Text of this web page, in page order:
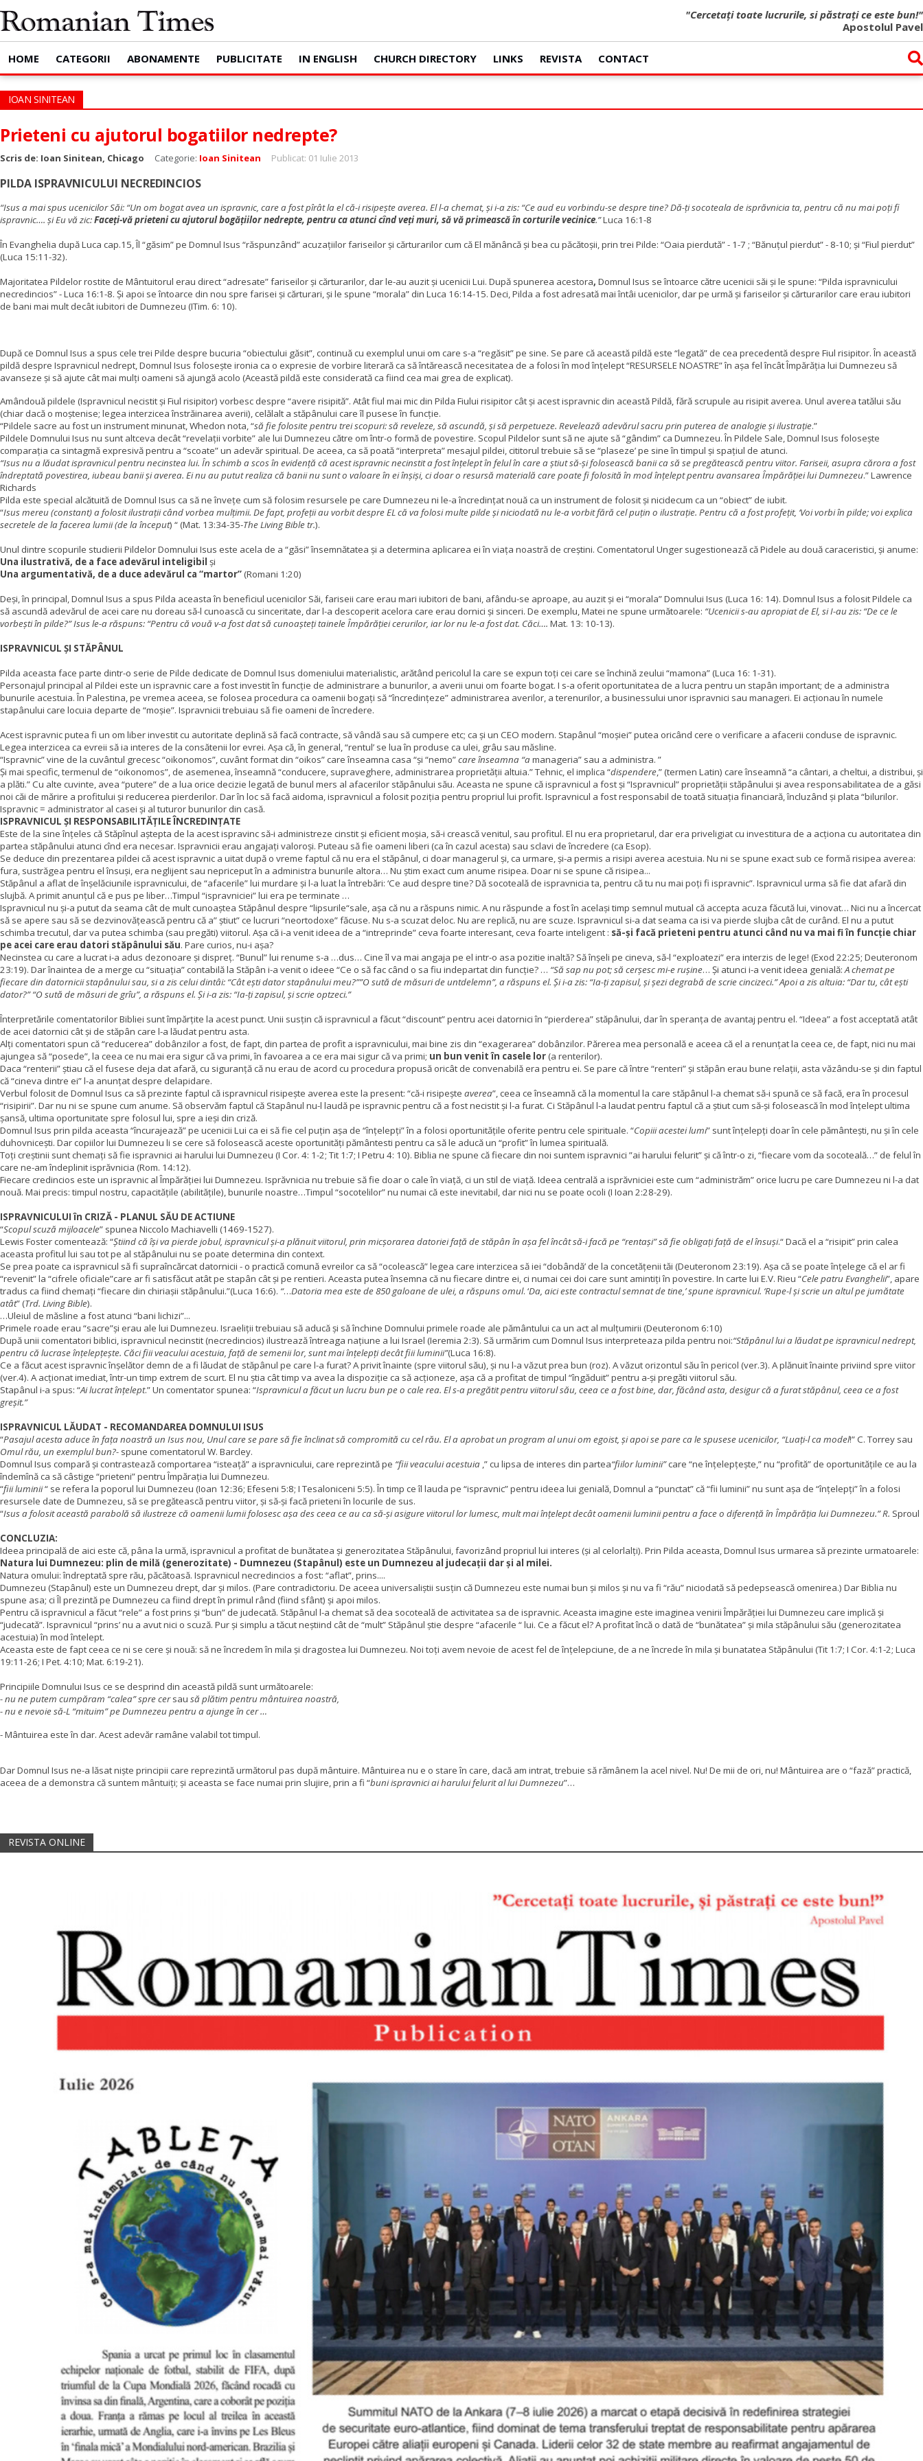
"Cercetați toate lucrurile, si păstrați ce este bun!"
Apostolul Pavel
HOME CATEGORII ABONAMENTE PUBLICITATE IN ENGLISH CHURCH DIRECTORY LINKS REVISTA CONTACT
IOAN SINITEAN
Prieteni cu ajutorul bogatiilor nedrepte?
Scris de: Ioan Sinitean, Chicago Categorie: Ioan Sinitean Publicat: 01 Iulie 2013
PILDA ISPRAVNICULUI NECREDINCIOS
“Isus a mai spus ucenicilor Săi: “Un om bogat avea un ispravnic, care a fost pîrât la el că-i risipeşte averea. El l-a chemat, şi i-a zis: “Ce aud eu vorbindu-se despre tine? Dă-ţi socoteala de isprăvnicia ta, pentru că nu mai poţi fi
ispravnic…. şi Eu vă zic:Faceţi-vă prieteni cu ajutorul bogăţiilor nedrepte, pentru ca atunci cînd veţi muri, să vă primească în corturile vecinice.”Luca 16:1-8
În Evanghelia după Luca cap.15, Îl “găsim” pe Domnul Isus “răspunzând” acuzațiilor fariseilor și cărturarilor cum că El mănâncă și bea cu păcătoșii, prin trei Pilde: “Oaia pierdută” - 1-7 ; “Bănuțul pierdut” - 8-10; și “Fiul pierdut”
(Luca 15:11-32).
Majoritatea Pildelor rostite de Mântuitorul erau direct “adresate” fariseilor și cărturarilor, dar le-au auzit și ucenicii Lui. După spunerea acestora, Domnul Isus se întoarce către ucenicii săi și le spune: “Pilda ispravnicului
necredincios” - Luca 16:1-8. Și apoi se întoarce din nou spre farisei și cărturari, și le spune “morala” din Luca 16:14-15. Deci, Pilda a fost adresată mai întâi ucenicilor, dar pe urmă și fariseilor și cărturarilor care erau iubitori
de bani mai mult decât iubitori de Dumnezeu (ITim. 6: 10).
După ce Domnul Isus a spus cele trei Pilde despre bucuria “obiectului găsit”, continuă cu exemplul unui om care s-a “regăsit” pe sine. Se pare că această pildă este “legată” de cea precedentă despre Fiul risipitor. În această
pildă despre Ispravnicul nedrept, Domnul Isus folosește ironia ca o expresie de vorbire literară ca să întărească necesitatea de a folosi în mod înțelept “RESURSELE NOASTRE” în așa fel încât Împărăția lui Dumnezeu să
avanseze și să ajute cât mai mulți oameni să ajungă acolo (Această pildă este considerată ca fiind cea mai grea de explicat).
Amândouăpildele (Ispravnicul necistit și Fiul risipitor) vorbesc despre “avere risipită”. Atât fiul mai mic din Pilda Fiului risipitor cât și acest ispravnic din această Pildă, fără scrupule au risipit averea. Unul averea tatălui său
(chiar dacă o moștenise; legea interzicea înstrăinarea averii), celălalt a stăpânului care îl pusese în funcție.
“Pildele sacre au fost un instrument minunat, Whedon nota, “să fie folosite pentru trei scopuri: să reveleze, să ascundă, și să perpetueze. Revelează adevărul sacru prin puterea de analogie și ilustrație.”
Pildele Domnului Isus nu sunt altceva decât “revelații vorbite” ale lui Dumnezeu către om într-o formă de povestire. Scopul Pildelor sunt să ne ajute să “gândim” ca Dumnezeu. În Pildele Sale, Domnul Isus folosește
comparația ca sintagmă expresivă pentru a “scoate” un adevăr spiritual. De aceea, ca să poată “interpreta” mesajul pildei, cititorul trebuie să se “plaseze’ pe sine în timpul și spațiul de atunci.
“Isus nu a lăudat ispravnicul pentru necinstea lui. În schimb a scos în evidență că acest ispravnic necinstit a fost înțelept în felul în care a știut să-și folosească banii ca să se pregăteascăpentru viitor. Fariseii, asupra cărora a fost
îndreptată povestirea, iubeau banii și averea. Ei nu au putut realiza că banii nu sunt o valoare în ei înșiși, ci doar o resursă materială care poate fi folosită în mod înțelept pentru avansarea Împărăției lui Dumnezeu.” Lawrence
Richards
Pilda este special alcătuită de Domnul Isus ca să ne învețe cum să folosim resursele pe care Dumnezeu ni le-a încredințat nouă ca un instrument de folosit și nicidecum ca un “obiect” de iubit.
“Isus mereu (constant) a folosit ilustrații când vorbea mulțimii. De fapt, profeții au vorbit despre EL că va folosi multe pilde și niciodată nu le-a vorbit fără cel puțin o ilustrație. Pentru că a fost profețit, ‘Voi vorbi în pilde; voi explica
secretele de la facerea lumii (de la început) “ (Mat. 13:34-35-The Living Bible tr.).
Unul dintre scopurile studierii Pildelor Domnului Isus este acela de a “găsi” însemnătatea și a determina aplicarea ei în viața noastră de creștini. Comentatorul Unger sugestionează că Pidele au două caraceristici, și anume:
Una ilustrativă, de a face adevărul inteligibil și
Una argumentativă, de a duce adevărul ca “martor”(Romani 1:20)
Deși, în principal, Domnul Isus a spus Pilda aceasta în beneficiul ucenicilor Săi, fariseii care erau mari iubitori de bani, afându-se aproape, au auzit și ei “morala” Domnului Isus (Luca 16: 14). Domnul Isus a folosit Pildele ca
să ascundă adevărul de acei care nu doreau să-l cunoască cu sinceritate, dar l-a descoperit acelora care erau dornici și sinceri. De exemplu, Matei ne spune următoarele: “Ucenicii s-au apropiat de El, si I-au zis: “De ce le
vorbești în pilde?” Isus le-a răspuns: “Pentru că vouă v-a fost dat să cunoașteți tainele Împărăției cerurilor, iar lor nu le-a fost dat. Căci…. Mat. 13: 10-13).
ISPRAVNICUL ȘI STĂPÂNUL
Pilda aceasta face parte dintr-o serie de Pilde dedicate de Domnul Isus domeniului materialistic, arătând pericolul la care se expun toți cei care se închină zeului “mamona” (Luca 16: 1-31).
Personajul principal al Pildei este un ispravnic care a fost investit în funcție de administrare a bunurilor, a averii unui om foarte bogat. I s-a oferit oportunitatea de a lucra pentru un stapân important; de a administra
bunurile acestuia. În Palestina, pe vremea aceea, se folosea procedura ca oamenii bogați să “încredințeze” administrarea averilor, a terenurilor, a businessului unor ispravnici sau manageri. Ei acționau în numele
stapânului care locuia departe de “moșie”. Ispravnicii trebuiau să fie oameni de încredere.
Acest ispravnic putea fi un om liber investit cu autoritate deplină să facă contracte, să vândă sau să cumpere etc; ca și un CEO modern. Stapânul “moșiei” putea oricând cere o verificare a afacerii conduse de ispravnic.
Legea interzicea ca evreii să ia interes de la consătenii lor evrei. Așa că, în general, “rentul’ se lua în produse ca ulei, grâu sau măsline.
“Ispravnic” vine de la cuvântul grecesc “oikonomos”, cuvânt format din “oikos” care înseamna casa “și “nemo”care înseamna “amanageria” sau a administra. ”
Și mai specific, termenul de “oikonomos”, de asemenea, înseamnă “conducere, supraveghere, administrarea proprietății altuia.” Tehnic, el implica “dispendere,” (termen Latin) care înseamnă “a cântari, a cheltui, a distribui, și
a plăti.” Cu alte cuvinte, avea “putere” de a lua orice decizie legată de bunul mers al afacerilor stăpânului său. Aceasta ne spune că ispravnicul a fost și “Ispravnicul” proprietății stăpânului și avea responsabilitatea de a găsi
noi căi de mărire a profitului și reducerea pierderilor. Dar în loc să facă aidoma, ispravnicul a folosit poziția pentru propriul lui profit. Ispravnicul a fost responsabil de toată situația financiară, încluzând și plata “bilurilor.
Ispravnic = administrator al casei și al tuturor bunurilor din casă.
ISPRAVNICUL ȘI RESPONSABILITĂȚILE ÎNCREDINȚATE
Este de la sine înțeles că Stăpînul aștepta de la acest ispravinc să-i administreze cinstit și eficient moșia, să-i crească venitul, sau profitul. El nu era proprietarul, dar era priveligiat cu investitura de a acționa cu autoritatea din
partea stăpânului atunci cînd era necesar. Ispravnicii erau angajați valoroși. Puteau să fie oameni liberi (ca în cazul acesta) sau sclavi de încredere (ca Esop).
Se deduce din prezentarea pildei că acest ispravnic a uitat după o vreme faptul că nu era el stăpânul, ci doar managerul și, ca urmare, și-a permis a risipi averea acestuia. Nu ni se spune exact sub ce formă risipea averea:
fura, sustrăgea pentru el însuși, era neglijent sau nepriceput în a administra bunurile altora… Nu știm exact cum anume risipea. Doar ni se spune că risipea...
Stăpânul a aflat de înșelăciunile ispravnicului, de “afacerile” lui murdare și l-a luat la întrebări: ‘Ce aud despre tine? Dă socoteală de ispravnicia ta, pentru că tu nu mai poți fi ispravnic”. Ispravnicul urma să fie dat afară din
slujbă. A primit anunțul că e pus pe liber…Timpul “ispravniciei” lui era pe terminate …
Ispravnicul nu și-a putut da seama cât de mult cunoaștea Stăpânul despre “lipsurile“sale, așa că nu a răspuns nimic. A nu răspunde a fost în același timp semnul mutual că accepta acuza făcută lui, vinovat… Nici nu a încercat
să se apere sau să se dezvinovățească pentru că a” știut” ce lucruri “neortodoxe” făcuse. Nu s-a scuzat deloc. Nu are replică, nu are scuze. Ispravnicul si-a dat seama ca isi va pierde slujba cât de curând. El nu a putut
schimba trecutul, dar va putea schimba (sau pregăti) viitorul. Așa că i-a venit ideea de a “intreprinde” ceva foarte interesant, ceva foarte inteligent : să-și facă prieteni pentru atunci când nu va mai fi în funcție chiar
pe acei care erau datori stăpânului său. Pare curios, nu-i așa?
Necinstea cu care a lucrat i-a adus dezonoare și dispreț. “Bunul” lui renume s-a …dus… Cine îl va mai angaja pe el intr-o asa pozitie inaltă? Să înșeli pe cineva, să-l “exploatezi” era interzis de lege! (Exod 22:25; Deuteronom
23:19). Dar înaintea de a merge cu “situația” contabilă la Stăpân i-a venit o ideee “Ce o să fac când o sa fiu indepartat din funcție? … “Să sap nu pot; să cerșesc mi-e rușine… Și atunci i-a venit ideea genială:A chemat pe
fiecare din datornicii stapânului sau, si a zis celui dintâi: “Cât ești dator stapânului meu?””O sută de măsuri de untdelemn”, a răspuns el. Și i-a zis: “Ia-ți zapisul, și șezi degrabă de scrie cincizeci.” Apoi a zis altuia: “Dar tu, cât ești
dator?” “O sută de măsuri de grîu”, a răspuns el. Și i-a zis: “Ia-ți zapisul, și scrie optzeci.”
Înterpretările comentatorilor Bibliei sunt împărțite la acest punct. Unii susțin că ispravnicul a făcut “discount” pentru acei datornici în “pierderea” stăpânului, dar în speranța de avantaj pentru el. “Ideea” a fost acceptată atât
de acei datornici cât și de stăpân care l-a lăudat pentru asta.
Alți comentatori spun că “reducerea” dobânzilor a fost, de fapt, din partea de profit a ispravnicului, mai bine zis din “exagerarea” dobânzilor. Părerea mea personală e aceea că el a renunțat la ceea ce, de fapt, nici nu mai
ajungea să “posede”, la ceea ce nu mai era sigur că va primi, în favoarea a ce era mai sigur că va primi; un bun venit în casele lor(a renterilor).
Daca “renterii” știau că el fusese deja dat afară, cu siguranță că nu erau de acord cu procedura propusă oricât de convenabilă era pentru ei. Se pare că între “renteri” și stăpân erau bune relații, asta văzându-se și din faptul
că “cineva dintre ei” l-a anunțat despre delapidare.
Verbul folosit de Domnul Isus ca să prezinte faptul că ispravnicul risipește averea este la present: “că-i risipește averea”, ceea ce înseamnă că la momentul la care stăpânul l-a chemat să-i spună ce să facă, era în procesul
“risipirii”. Dar nu ni se spune cum anume. Să observăm faptul că Stapânul nu-l laudă pe ispravnic pentru că a fost necistit și l-a furat. Ci Stăpânul l-a laudat pentru faptul că a știut cum să-și folosească în mod înțelept ultima
șansă, ultima oportunitate spre folosul lui, spre a ieși din criză.
Domnul Isus prin pilda aceasta “încurajează” pe ucenicii Lui ca ei să fie cel puțin așa de “înțelepți” în a folosi oportunitățile oferite pentru cele spirituale. “Copiii acestei lumi” sunt înțelepți doar în cele pământești, nu și în cele
duhovnicești. Dar copiilor lui Dumnezeu li se cere să folosească aceste oportunități pământesti pentru ca să le aducă un “profit” în lumea spirituală.
Toți creștinii sunt chemați să fie ispravnici ai harului lui Dumnezeu (I Cor. 4: 1-2; Tit 1:7; I Petru 4: 10). Biblia ne spune că fiecare din noi suntem ispravnici ”ai harului felurit” și că într-o zi,“fiecare vom da socoteală…” de felul în
care ne-am îndeplinit isprăvnicia (Rom. 14:12).
Fiecare credincios este un ispravnic al Împărăției lui Dumnezeu. Isprăvnicia nu trebuie să fie doar o cale în viață, ci un stil de viață. Ideea centrală a isprăvniciei este cum “administrăm” orice lucru pe care Dumnezeu ni l-a dat
nouă. Mai precis: timpul nostru, capacitățile (abilitățile), bunurile noastre…Timpul “socotelilor” nu numai că este inevitabil, dar nici nu se poate ocoli (I Ioan 2:28-29).
ISPRAVNICULUI în CRIZĂ - PLANUL SĂU DE ACTIUNE
“Scopul scuză mijloacele” spunea Niccolo Machiavelli (1469-1527).
Lewis Foster comentează: “Știind că își va pierde jobul, ispravnicul și-a plănuit viitorul, prin micșorarea datoriei față de stăpân în așa fel încât să-i facă pe “rentași” să fie obligați față de el însuși.“ Dacă el a “risipit” prin calea
aceasta profitul lui sau tot pe al stăpânului nu se poate determina din context.
Se prea poate ca ispravnicul să fi supraîncărcat datornicii - o practică comună evreilor ca să “ocolească” legea care interzicea să iei “dobândă’ de la concetățenii tăi (Deuteronom 23:19). Așa că se poate înțelege că el ar fi
“revenit” la “cifrele oficiale”care ar fi satisfăcut atât pe stapân cât și pe rentieri. Aceasta putea însemna că nu fiecare dintre ei, ci numai cei doi care sunt amintiți în povestire. In carte lui E.V. Rieu “Cele patru Evanghelii”, apare
tradus ca fiind chemați “fiecare din chiriașii stăpânului.”(Luca 16:6). “…Datoria mea este de 850 galoane de ulei, a răspuns omul. ‘Da, aici este contractul semnat de tine,’ spune ispravnicul. ‘Rupe-l și scrie un altul pe jumătate
atât” (Trd. Living Bible).
…Uleiul de măsline a fost atunci “bani lichizi”...
Primele roade erau “sacre”și erau ale lui Dumnezeu. Israeliții trebuiau să aducă și să închine Domnului primele roade ale pământului ca un act al mulțumirii (Deuteronom 6:10)
După unii comentatori biblici, ispravnicul necinstit (necredincios) ilustrează întreaga națiune a lui Israel (Ieremia 2:3). Să urmărim cum Domnul Isus interpreteaza pilda pentru noi:“Stăpânul lui a lăudat pe ispravnicul nedrept,
pentru că lucrase înțelepțește. Căci fiii veacului acestuia, față de semenii lor, sunt mai înțelepți decât fiii luminii”(Luca 16:8).
Ce a făcut acest ispravnic înșelător demn de a fi lăudat de stăpânul pe care l-a furat? A privit înainte (spre viitorul său), și nu l-a văzut prea bun (roz). A văzut orizontul său în pericol (ver.3). A plănuit înainte priviind spre viitor
(ver.4). A acționat imediat, într-un timp extrem de scurt. El nu știa cât timp va avea la dispoziție ca să acționeze, așa că a profitat de timpul “îngăduit” pentru a-și pregăti viitorul său.
Stapânul i-a spus: “Ai lucrat înțelept.” Un comentator spunea: “Ispravnicul a făcut un lucru bun pe o cale rea. El s-a pregătit pentru viitorul său, ceea ce a fost bine, dar, făcând asta, desigur că a furat stăpânul, ceea ce a fost
greșit.”
ISPRAVNICUL LĂUDAT - RECOMANDAREA DOMNULUI ISUS
“Pasajul acesta aduce în fața noastră un Isus nou, Unul care se pare să fie înclinat să compromită cu cel rău. El a aprobat un program al unui om egoist, și apoi se pare ca le spusese ucenicilor, “Luați-l ca model!”C. Torrey sau
Omul rău, un exemplul bun?- spune comentatorul W. Barcley.
Domnul Isus compară și contrastează comportarea “isteață” a ispravnicului, care reprezintă pe “fiii veacului acestuia ,” cu lipsa de interes din partea“fiilor luminii”care “ne înțelepțește,” nu “profită” de oportunitățile ce au la
îndemînă ca să câstige “prieteni” pentru Împărația lui Dumnezeu.
“fiii luminii“ se refera la poporul lui Dumnezeu (Ioan 12:36; Efeseni 5:8; I Tesaloniceni 5:5). În timp ce îl lauda pe “ispravnic” pentru ideea lui genială, Domnul a “punctat” că “fii luminii” nu sunt așa de “înțelepți” în a folosi
resursele date de Dumnezeu, să se pregătească pentru viitor, și să-și facă prieteni în locurile de sus.
“Isus a folosit această parabolă să ilustreze că oamenii lumii folosesc așa des ceea ce au ca să-și asigure viitorul lor lumesc, mult mai înțelept decât oamenii luminii pentru a face o diferență în Împărăția lui Dumnezeu.” R. Sproul
CONCLUZIA:
Ideea principală de aici este că, pâna la urmă, ispravnicul a profitat de bunătatea și generozitatea Stăpânului, favorizând propriul lui interes (și al celorlalți). Prin Pilda aceasta, Domnul Isus urmarea să prezinte urmatoarele:
Natura lui Dumnezeu: plin de milă (generozitate) - Dumnezeu (Stapânul) este un Dumnezeu al judecații dar și al milei.
Natura omului: îndreptată spre rău, păcătoasă. Ispravnicul necredincios a fost: “aflat”, prins....
Dumnezeu (Stapânul) este un Dumnezeu drept, dar și milos. (Pare contradictoriu. De aceea universaliștii susțin că Dumnezeu este numai bun și milos și nu va fi “rău” niciodată să pedepsească omenirea.) Dar Biblia nu
spune asa; ci Îl prezintă pe Dumnezeu ca fiind drept în primul rând (fiind sfânt) și apoi milos.
Pentru că ispravnicul a făcut “rele” a fost prins și “bun” de judecată. Stăpânul l-a chemat să dea socoteală de activitatea sa de ispravnic. Aceasta imagine este imaginea venirii Împărăției lui Dumnezeu care implică și
“judecată”. Ispravnicul “prins’ nu a avut nici o scuză. Pur și simplu a tăcut neștiind cât de “mult” Stăpânul știe despre “afacerile “ lui. Ce a făcut el? A profitat încă o dată de “bunătatea” și mila stăpânului său (generozitatea
acestuia) în mod întelept.
Aceasta este de fapt ceea ce ni se cere și nouă: să ne încredem în mila și dragostea lui Dumnezeu. Noi toți avem nevoie de acest fel de înțelepciune, de a ne încrede în mila și bunatatea Stăpânului (Tit 1:7; I Cor. 4:1-2; Luca
19:11-26; I Pet. 4:10; Mat. 6:19-21).
Principiile Domnului Isus ce se desprind din această pildă sunt următoarele:
- nu ne putem cumpăram “calea” spre cersau să plătim pentru mântuirea noastră,
- nu e nevoie să-L “mituim” pe Dumnezeu pentru a ajunge în cer …
- Mântuirea este în dar. Acest adevăr ramâne valabil tot timpul.
Dar Domnul Isus ne-a lăsat niște principii care reprezintă următorul pas după mântuire. Mântuirea nu e o stare în care, dacă am intrat, trebuie să rămânem la acel nivel. Nu! De mii de ori, nu! Mântuirea are o “fază” practică,
aceea de a demonstra că suntem mântuiți; și aceasta se face numai prin slujire, prin a fi “buni ispravnici ai harului felurit al lui Dumnezeu”…
REVISTA ONLINE